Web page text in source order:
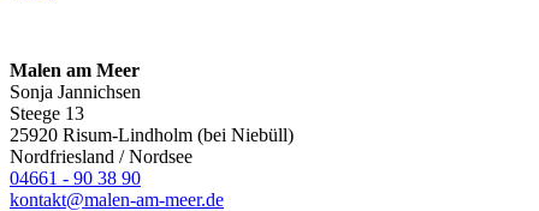
Malen am Meer
Sonja Jannichsen
Steege 13
25920 Risum-Lindholm (bei Niebüll)
Nordfriesland / Nordsee
04661 - 90 38 90
kontakt@malen-am-meer.de